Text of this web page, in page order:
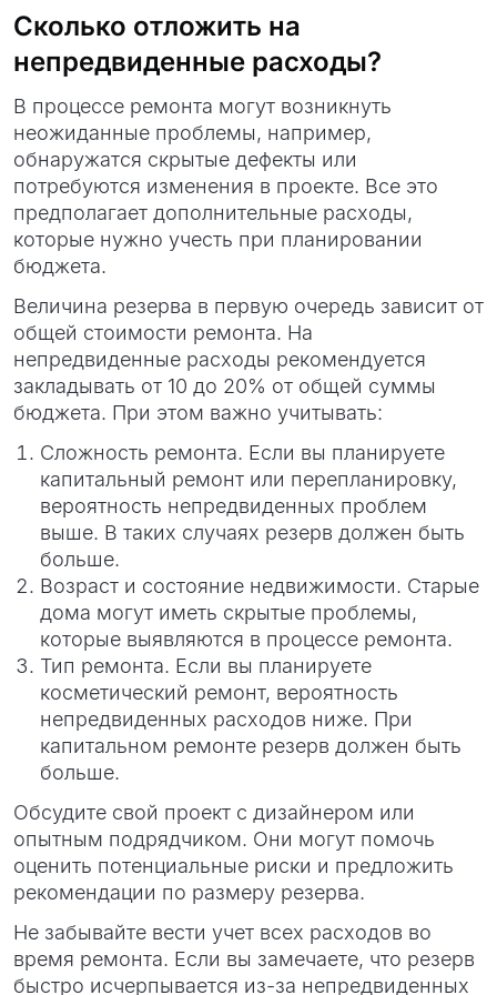
Сколько отложить на
непредвиденные расходы?
В процессе ремонта могут возникнуть
неожиданные проблемы, например,
обнаружатся скрытые дефекты или
потребуются изменения в проекте. Все это
предполагает дополнительные расходы,
которые нужно учесть при планировании
бюджета.
Величина резерва в первую очередь зависит от
общей стоимости ремонта. На
непредвиденные расходы рекомендуется
закладывать от 10 до 20% от общей суммы
бюджета. При этом важно учитывать:
Сложность ремонта. Если вы планируете
капитальный ремонт или перепланировку,
вероятность непредвиденных проблем
выше. В таких случаях резерв должен быть
больше.
Возраст и состояние недвижимости. Старые
дома могут иметь скрытые проблемы,
которые выявляются в процессе ремонта.
Тип ремонта. Если вы планируете
косметический ремонт, вероятность
непредвиденных расходов ниже. При
капитальном ремонте резерв должен быть
больше.
Обсудите свой проект с дизайнером или
опытным подрядчиком. Они могут помочь
оценить потенциальные риски и предложить
рекомендации по размеру резерва.
Не забывайте вести учет всех расходов во
время ремонта. Если вы замечаете, что резерв
быстро исчерпывается из-за непредвиденных